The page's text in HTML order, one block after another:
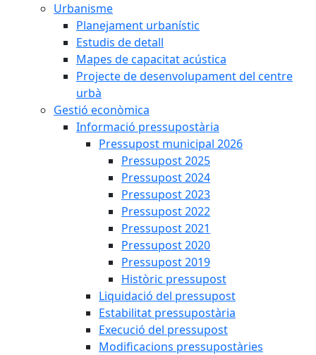
Urbanisme
Planejament urbanístic
Estudis de detall
Mapes de capacitat acústica
Projecte de desenvolupament del centre
urbà
Gestió econòmica
Informació pressupostària
Pressupost municipal 2026
Pressupost 2025
Pressupost 2024
Pressupost 2023
Pressupost 2022
Pressupost 2021
Pressupost 2020
Pressupost 2019
Històric pressupost
Liquidació del pressupost
Estabilitat pressupostària
Execució del pressupost
Modificacions pressupostàries